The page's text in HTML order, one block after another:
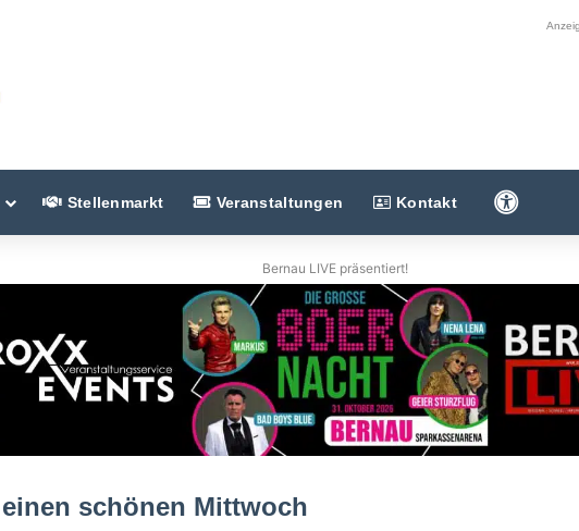
Stellenmarkt Veranstaltungen Kontakt
Bernau LIVE präsentiert!
schönen Mittwoch